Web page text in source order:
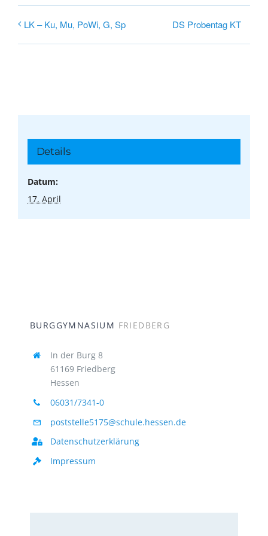
LK – Ku, Mu, PoWi, G, Sp DS Probentag KT
Details
Datum:
17. April
BURGGYMNASIUM FRIEDBERG
In der Burg 8
61169 Friedberg
Hessen
06031/7341-0
poststelle5175@schule.hessen.de
Datenschutzerklärung
Impressum